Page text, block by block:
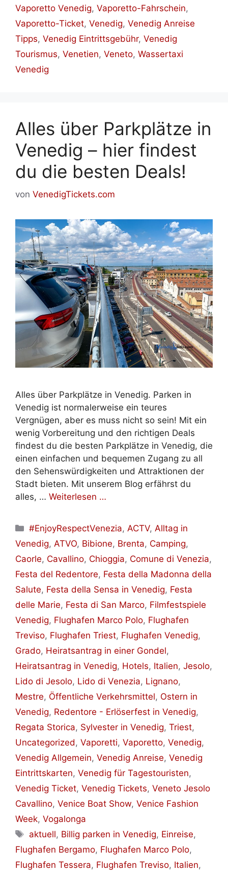
Vaporetto Venedig, Vaporetto-Fahrschein,
Vaporetto-Ticket, Venedig, Venedig Anreise
Tipps, Venedig Eintrittsgebühr, Venedig
Tourismus, Venetien, Veneto, Wassertaxi
Venedig
Alles über Parkplätze in
Venedig – hier findest
du die besten Deals!
von VenedigTickets.com
Alles über Parkplätze in Venedig. Parken in
Venedig ist normalerweise ein teures
Vergnügen, aber es muss nicht so sein! Mit ein
wenig Vorbereitung und den richtigen Deals
findest du die besten Parkplätze in Venedig, die
einen einfachen und bequemen Zugang zu all
den Sehenswürdigkeiten und Attraktionen der
Stadt bieten. Mit unserem Blog erfährst du
alles, … Weiterlesen …
Kategorien
#EnjoyRespectVenezia, ACTV, Alltag in
Venedig, ATVO, Bibione, Brenta, Camping,
Caorle, Cavallino, Chioggia, Comune di Venezia,
Festa del Redentore, Festa della Madonna della
Salute, Festa della Sensa in Venedig, Festa
delle Marie, Festa di San Marco, Filmfestspiele
Venedig, Flughafen Marco Polo, Flughafen
Treviso, Flughafen Triest, Flughafen Venedig,
Grado, Heiratsantrag in einer Gondel,
Heiratsantrag in Venedig, Hotels, Italien, Jesolo,
Lido di Jesolo, Lido di Venezia, Lignano,
Mestre, Öffentliche Verkehrsmittel, Ostern in
Venedig, Redentore - Erlöserfest in Venedig,
Regata Storica, Sylvester in Venedig, Triest,
Uncategorized , Vaporetti, Vaporetto, Venedig,
Venedig Allgemein, Venedig Anreise, Venedig
Eintrittskarten, Venedig für Tagestouristen,
Venedig Ticket, Venedig Tickets, Veneto Jesolo
Cavallino, Venice Boat Show, Venice Fashion
Week, Vogalonga
Schlagwörter
aktuell, Billig parken in Venedig, Einreise,
Flughafen Bergamo, Flughafen Marco Polo,
Flughafen Tessera, Flughafen Treviso, Italien,